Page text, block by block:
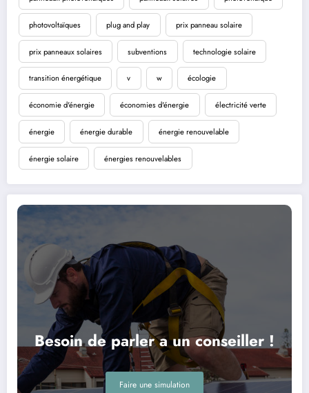
photovoltaïques plug and play prix panneau solaire
prix panneaux solaires subventions technologie solaire
transition énergétique v w écologie
économie d'énergie économies d'énergie électricité verte
énergie énergie durable énergie renouvelable
énergie solaire énergies renouvelables
Besoin de parler a un conseiller !
Faire une simulation